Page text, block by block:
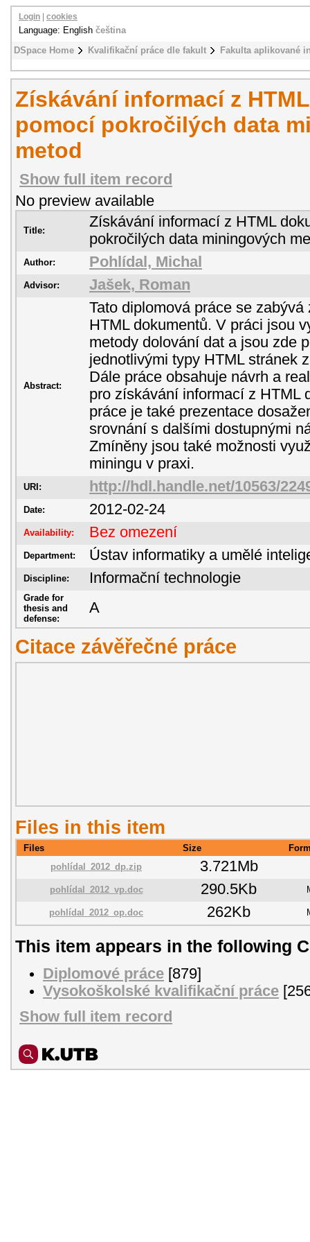
DSpace Home Kvalifikační práce dle fakult Fakulta aplikované
Login cookies
Language: English čeština
Získávání informací z
pomocí pokročilých data
metod
Show full item record
No preview available
Title:
Získávání informací z HTML
pokročilých data miningových
Author: Pohlídal, Michal
Advisor: Jašek, Roman
Abstract:
Tato diplomová práce se
HTML dokumentů. V práci jsou
metody dolování dat a jsou zde
jednotlivými typy HTML stránek
Dále práce obsahuje návrh a
pro získávání informací z HTML
práce je také prezentace
srovnání s dalšími dostupnými
Zmíněny jsou také možnosti
miningu v praxi.
URI: http://hdl.handle.net/10563/
Date: 2012-02-24
Availability: Bez omezení
Department: Ústav informatiky a umělé
Discipline: Informační technologie
Grade for
thesis and
defense:
A
Citace závěřečné práce
Files in this item
Files Size
pohlídal_2012_dp.zip
3.721Mb
pohlídal_2012_vp.doc 290.5Kb
pohlídal_2012_op.doc 262Kb
This item appears in the following
Diplomové práce [879]
Vysokoškolské kvalifikační práce
Show full item record